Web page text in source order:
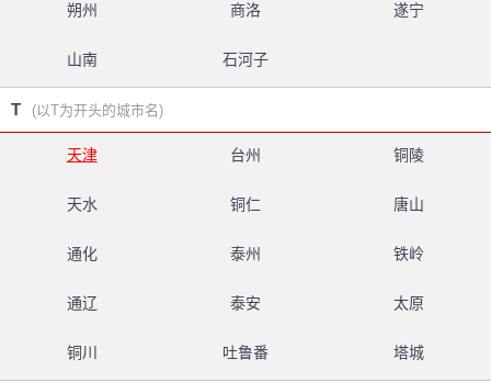
朔州 商洛 遂宁
山南 石河子
T (以T为开头的城市名)
天津 台州 铜陵
天水 铜仁 唐山
通化 泰州 铁岭
通辽 泰安 太原
铜川 吐鲁番 塔城